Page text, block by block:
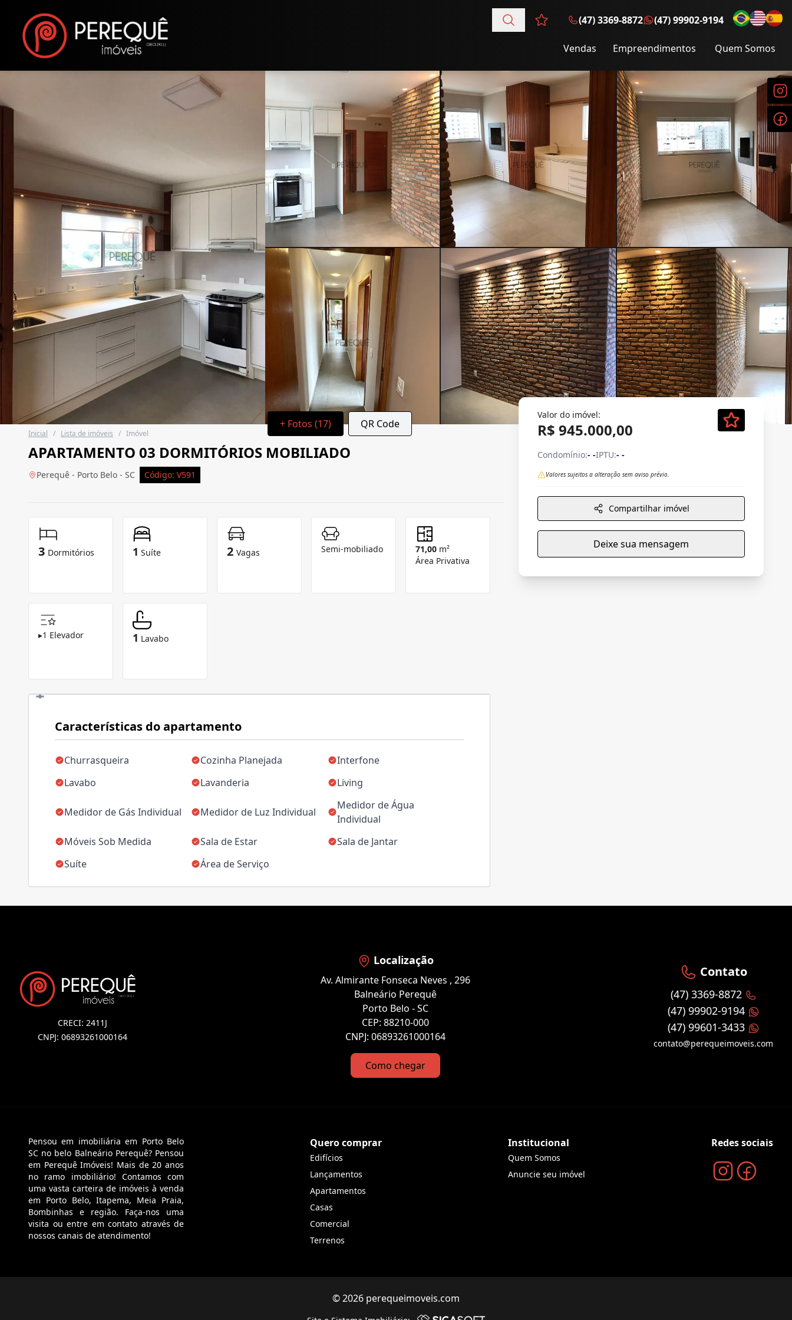
Favoritos (0 itens)
(47) 3369-8872 (47) 99902-9194
Vendas Empreendimentos Quem Somos
+ Fotos (17) QR Code
Inicial / Lista de imóveis / Imóvel
APARTAMENTO 03 DORMITÓRIOS MOBILIADO
Perequê - Porto Belo - SC Código: V591
3 Dormitórios 1 Suíte 2 Vagas Semi-mobiliado 71,00 m²
Área Privativa
▸1 Elevador 1 Lavabo
Características do apartamento
Churrasqueira Cozinha Planejada
Interfone
Lavabo
Lavanderia Living
Medidor de Gás Individual Medidor de Luz Individual
Medidor de Água
Individual
Móveis Sob Medida
Sala de Estar
Sala de Jantar
Suíte
Área de Serviço
Valor do imóvel:
R$ 945.000,00
Condomínio:- -IPTU:- -
Valores sujeitos a alteração sem aviso prévio.
Compartilhar imóvel
Deixe sua mensagem
CRECI: 2411J
CNPJ: 06893261000164
Localização
Av. Almirante Fonseca Neves , 296
Balneário Perequê
Porto Belo - SC
CEP: 88210-000
CNPJ: 06893261000164
Como chegar
Contato
(47) 3369-8872
(47) 99902-9194
(47) 99601-3433
contato@perequeimoveis.com
Pensou em imobiliária em Porto Belo
SC no belo Balneário Perequê? Pensou
em Perequê Imóveis! Mais de 20 anos
no ramo imobiliário! Contamos com
uma vasta carteira de imóveis à venda
em Porto Belo, Itapema, Meia Praia,
Bombinhas e região. Faça-nos uma
visita ou entre em contato através de
nossos canais de atendimento!
Quero comprar
Edifícios
Lançamentos
Apartamentos
Casas
Comercial
Terrenos
Institucional
Quem Somos
Anuncie seu imóvel
Redes sociais
© 2026 perequeimoveis.com